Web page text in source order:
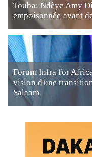
Touba: Ndèye Amy
empoisonnée avant
Forum Infra for
vision d'une
Salaam